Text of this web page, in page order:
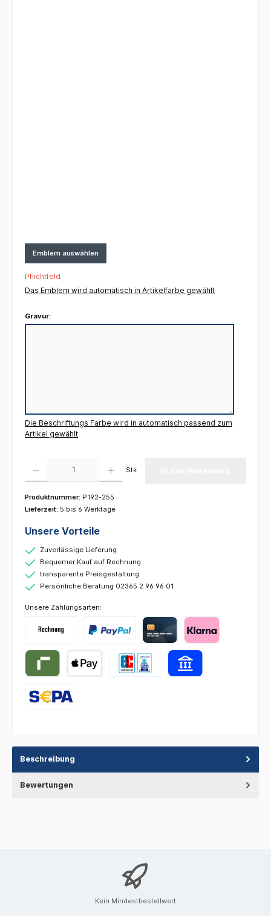
Emblem auswählen
Pflichtfeld
Das Emblem wird automatisch in Artikelfarbe gewählt
Gravur:
Die Beschriftungs Farbe wird in automatisch passend zum
Artikel gewählt
Stk
Produktnummer: P192-255
Lieferzeit: 5 bis 6 Werktage
Unsere Vorteile
Zuverlässige Lieferung
Bequemer Kauf auf Rechnung
transparente Preisgestaltung
Persönliche Beratung 02365 2 96 96 01
Unsere Zahlungsarten:
Beschreibung
Bewertungen
Kein Mindestbestellwert